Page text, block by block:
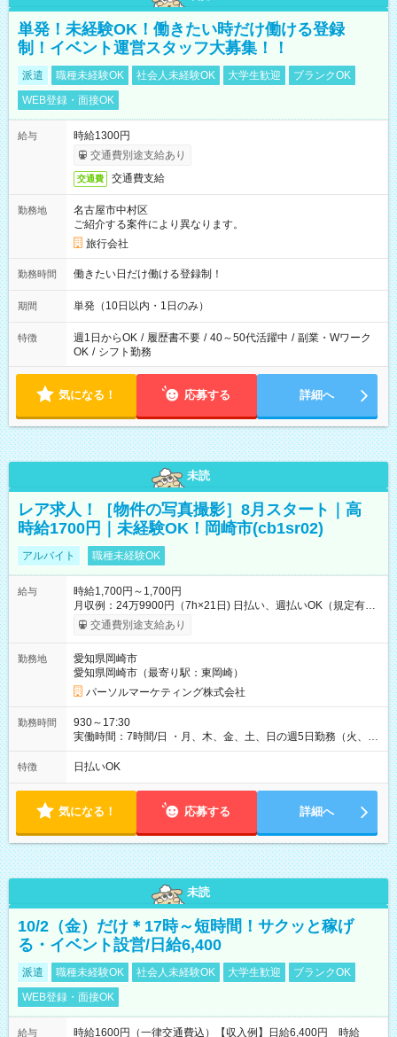
単発！未経験OK！働きたい時だけ働ける登録
制！イベント運営スタッフ大募集！！
派遣 職種未経験OK 社会人未経験OK 大学生歓迎
ブランクOK
WEB登録・面接OK
給与
時給1300円
交通費別途支給あり
交通費 交通費支給
勤務地
名古屋市中村区
ご紹介する案件により異なります。
旅行会社
勤務時間 働きたい日だけ働ける登録制！
期間 単発（10日以内・1日のみ）
特徴 週1日からOK / 履歴書不要 / 40～50代活躍中 / 副業・Wワーク
OK / シフト勤務
気になる！ 応募する 詳細へ
未読
レア求人！［物件の写真撮影］8月スタート｜高
時給1700円｜未経験OK！岡崎市(cb1sr02)
アルバイト 職種未経験OK
給与
時給1,700円～1,700円
月収例：24万9900円（7h×21日) 日払い、週払いOK（規定有
り） 【試用期間】試用期間なし
交通費別途支給あり
勤務地
愛知県岡崎市
愛知県岡崎市（最寄り駅：東岡崎）
パーソルマーケティング株式会社
勤務時間
930～17:30
実働時間：7時間/日 ・月、木、金、土、日の週5日勤務（火、水
は固定休です／夏季、年末年始等、長期休暇有り！） ・ワンシ
フト！ 残業ほぼナシ（0～5h/月）
特徴 日払いOK
気になる！ 応募する 詳細へ
未読
10/2（金）だけ＊17時～短時間！サクッと稼げ
る・イベント設営/日給6,400
派遣 職種未経験OK 社会人未経験OK 大学生歓迎
ブランクOK
WEB登録・面接OK
給与
時給1600円（一律交通費込）【収入例】日給6,400円 時給